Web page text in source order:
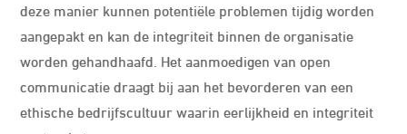
deze manier kunnen potentiële problemen tijdig worden
aangepakt en kan de integriteit binnen de organisatie
worden gehandhaafd. Het aanmoedigen van open
communicatie draagt bij aan het bevorderen van een
ethische bedrijfscultuur waarin eerlijkheid en integriteit